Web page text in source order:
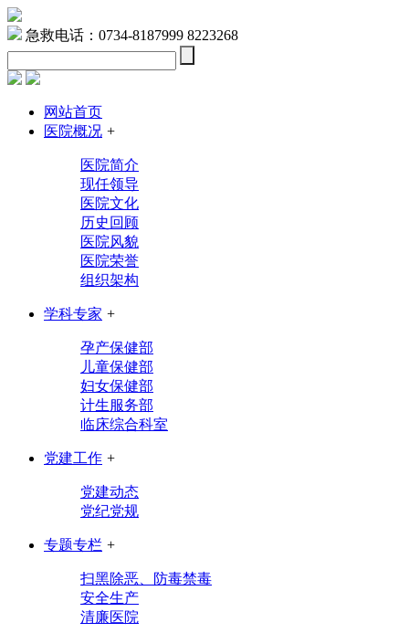
急救电话：0734-8187999 8223268
网站首页
医院概况 +
医院简介
现任领导
医院文化
历史回顾
医院风貌
医院荣誉
组织架构
学科专家 +
孕产保健部
儿童保健部
妇女保健部
计生服务部
临床综合科室
党建工作 +
党建动态
党纪党规
专题专栏 +
扫黑除恶、防毒禁毒
安全生产
清廉医院